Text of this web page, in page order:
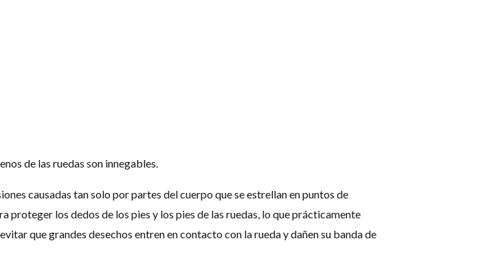
de las ruedas son innegables.
causadas tan solo por partes del cuerpo que se estrellan en puntos de
los dedos de los pies y los pies de las ruedas, lo que prácticamente
que grandes desechos entren en contacto con la rueda y dañen su banda de